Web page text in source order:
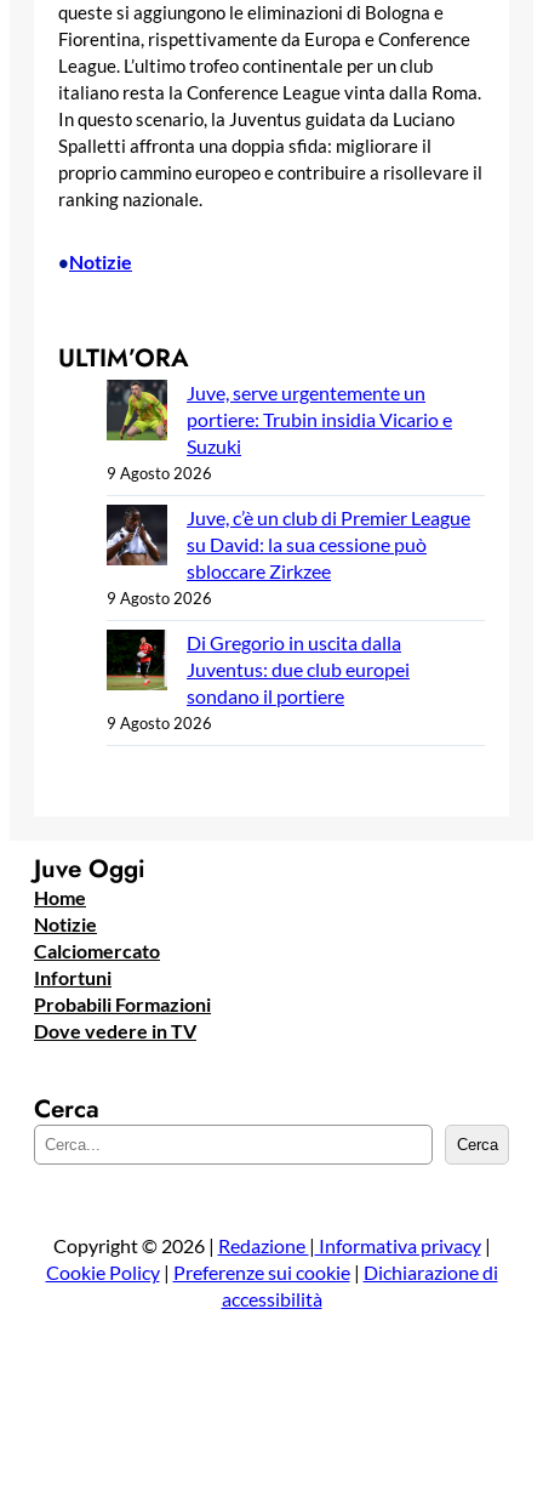
queste si aggiungono le eliminazioni di Bologna e
Fiorentina, rispettivamente da Europa e Conference
League. L’ultimo trofeo continentale per un club
italiano resta la Conference League vinta dalla Roma.
In questo scenario, la Juventus guidata da Luciano
Spalletti affronta una doppia sfida: migliorare il
proprio cammino europeo e contribuire a risollevare il
ranking nazionale.
•Notizie
ULTIM’ORA
Juve, serve urgentemente un
portiere: Trubin insidia Vicario e
Suzuki
9 Agosto 2026
Juve, c’è un club di Premier League
su David: la sua cessione può
sbloccare Zirkzee
9 Agosto 2026
Di Gregorio in uscita dalla
Juventus: due club europei
sondano il portiere
9 Agosto 2026
Juve Oggi
Home
Notizie
Calciomercato
Infortuni
Probabili Formazioni
Dove vedere in TV
Cerca
e
a
Cerca
Copyright © 2026 | Redazione | Informativa privacy|
Cookie Policy| Preferenze sui cookie| Dichiarazione di
accessibilità